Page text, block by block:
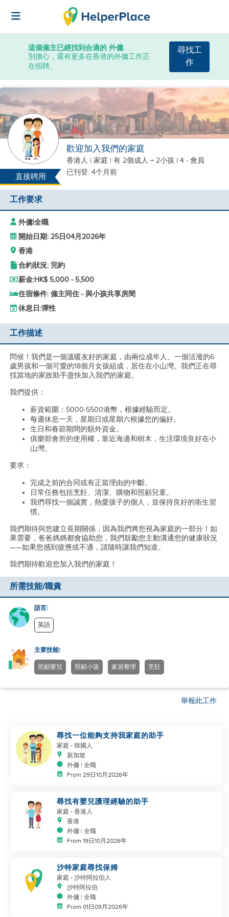
這個僱主已經找到合適的 外傭.
別擔心，還有更多在香港的外傭工作正
在招聘。
尋找工
作
直接聘用
歡迎加入我們的家庭
香港人 | 家庭 | 有 2個成人 + 2小孩 | 4 - 會員
已刊登: 4个月前
工作要求
外傭|全職
開始日期: 25日04月2026年
香港
合約狀況: 完約
薪金:HK$ 5,000 - 5,500
住宿條件: 僱主同住 - 與小孩共享房間
休息日:彈性
工作描述
問候！我們是一個溫暖友好的家庭，由兩位成年人、一個活潑的6
歲男孩和一個可愛的18個月女孩組成，居住在小山灣。我們正在尋
找當地的家政助手盡快加入我們的家庭。
我們提供：
薪資範圍：5000-5500港幣，根據經驗而定。
每週休息一天，星期日或星期六根據您的偏好。
生日和春節期間的額外資金。
俱樂部會所的使用權，靠近海邊和樹木，生活環境良好在小
山灣。
要求：
完成之前的合同或有正當理由的中斷。
日常任務包括烹飪、清潔、購物和照顧兒童。
我們尋找一個誠實，熱愛孩子的個人，並保持良好的衛生習
慣。
我們期待與您建立長期關係，因為我們將您視為家庭的一部分！如
果需要，爸爸媽媽都會協助您，我們鼓勵您主動溝通您的健康狀況
——如果您感到疲憊或不適，請隨時讓我們知道。
我們期待歡迎您加入我們的家庭！
所需技能/職責
語言:
英語
主要技能:
照顧嬰兒 照顧小孩 家居整理 烹飪
舉報此工作
尋找一位能夠支持我家庭的助手
家庭 - 韓國人
新加坡
外傭 | 全職
From 29日10月2026年
尋找有嬰兒護理經驗的助手
家庭 - 香港人
香港
外傭 | 全職
From 19日10月2026年
沙特家庭尋找保姆
家庭 - 沙特阿拉伯人
沙特阿拉伯
外傭 | 全職
From 01日09月2026年